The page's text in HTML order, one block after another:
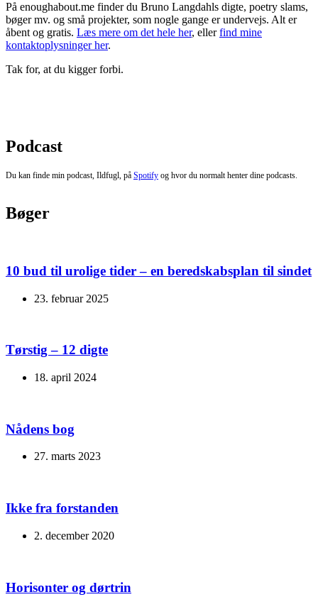
På enoughabout.me finder du Bruno Langdahls digte, poetry slams,
bøger mv. og små projekter, som nogle gange er undervejs. Alt er
åbent og gratis. Læs mere om det hele her, ellerfind mine
kontaktoplysninger her.
Tak for, at du kigger forbi.
Podcast
Du kan finde min podcast, Ildfugl, på Spotify og hvor du normalt henter dine podcasts.
Bøger
10 bud til urolige tider – en beredskabsplan til sindet
23. februar 2025
Tørstig – 12 digte
18. april 2024
Nådens bog
27. marts 2023
Ikke fra forstanden
2. december 2020
Horisonter og dørtrin